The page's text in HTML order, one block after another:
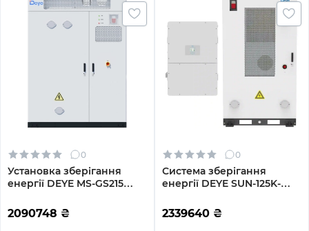
0
Установка зберігання
енергії DEYE MS-GS215
LiFePO4 IP54, 200kW
MPPT, Fire Extinguisher, Air
2090748 ₴
0
Система зберігання
енергії DEYE SUN-125K-
241.2kWh 1BAT LiFePO4
≥8000 циклів (SV-3DE125K1-
2339640 ₴